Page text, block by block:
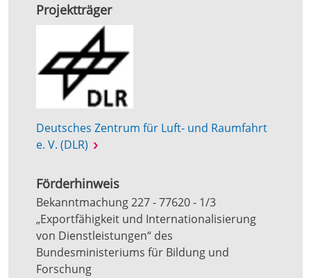
Projektträger
Deutsches Zentrum für Luft- und Raumfahrt
e. V. (DLR)
Förderhinweis
Bekanntmachung 227 - 77620 - 1/3
„Exportfähigkeit und Internationalisierung
von Dienstleistungen“ des
Bundesministeriums für Bildung und
Forschung